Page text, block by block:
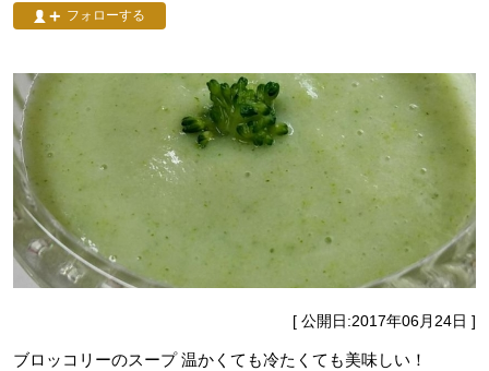
フォローする
[ 公開日:2017年06月24日 ]
ブロッコリーのスープ 温かくても冷たくても美味しい！